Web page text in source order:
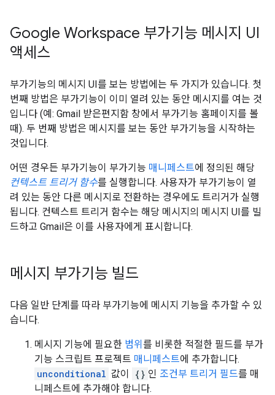
Google Workspace 부가기능 메시지 UI
액세스
부가기능의 메시지 UI를 보는 방법에는 두 가지가 있습니다. 첫
번째 방법은 부가기능이 이미 열려 있는 동안 메시지를 여는 것
입니다 (예: Gmail 받은편지함 창에서 부가기능 홈페이지를 볼
때). 두 번째 방법은 메시지를 보는 동안 부가기능을 시작하는
것입니다.
어떤 경우든 부가기능이 부가기능 매니페스트에 정의된 해당
컨텍스트 트리거 함수를 실행합니다. 사용자가 부가기능이 열
려 있는 동안 다른 메시지로 전환하는 경우에도 트리거가 실행
됩니다. 컨텍스트 트리거 함수는 해당 메시지의 메시지 UI를 빌
드하고 Gmail은 이를 사용자에게 표시합니다.
메시지 부가기능 빌드
다음 일반 단계를 따라 부가기능에 메시지 기능을 추가할 수 있
습니다.
메시지 기능에 필요한 범위 를 비롯한 적절한 필드를 부가
기능 스크립트 프로젝트 매니페스트에 추가합니다.
unconditional 값이 {} 인 조건부 트리거 필드를 매
니페스트에 추가해야 합니다.